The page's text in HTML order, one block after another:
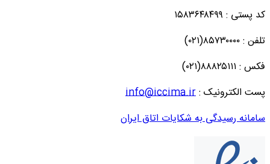
کد پستی : ۱۵۸۳۶۴۸۴۹۹
تلفن : ۸۵۷۳۰۰۰۰(۰۲۱)
فکس : ۸۸۸۲۵۱۱۱(۰۲۱)
پست الکترونیک :info@iccima.ir
سامانه رسیدگی به شکایات اتاق ایران